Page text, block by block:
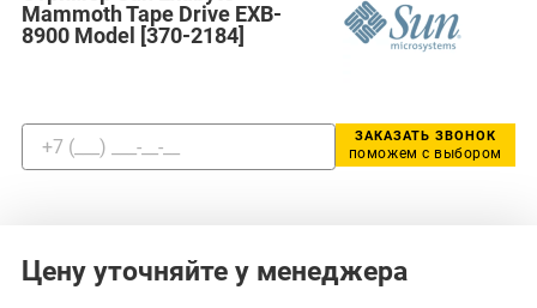
Mammoth Tape Drive EXB-
8900 Model [370-2184]
ЗАКАЗАТЬ ЗВОНОК
поможем с выбором
Цену уточняйте у менеджера